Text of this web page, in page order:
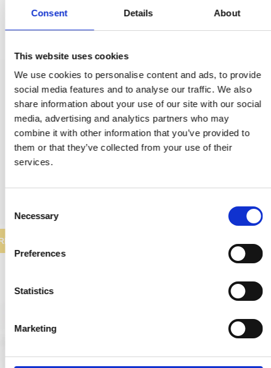
Consent Details About
This website uses cookies
We use cookies to personalise content and ads, to provide
social media features and to analyse our traffic. We also
share information about your use of our site with our social
media, advertising and analytics partners who may
combine it with other information that you’ve provided to
them or that they’ve collected from your use of their
services.
s
Necessary
Preferences
Statistics
Marketing
Dörrhandtag - Mässing utan lack - Modell TORPEDO Large
VH.08.1041.Q
1.874,00 SEK
937,00 SEK